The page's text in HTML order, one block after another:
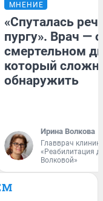
МНЕНИЕ
«Спуталась
пургу». Врач — о
смертельном
который
обнаружить
Ирина Волкова
Главврач
«Реабилитация
Волковой»